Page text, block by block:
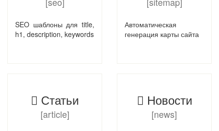
"star" рейтинг, от 0 до 5
SEO шаблоны для title,
h1, description, keywords
Автоматическая
генерация карты сайта
Статьи
[article]
Новости
[news]